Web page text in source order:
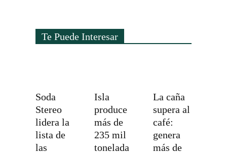
Te Puede Interesar
Soda
Stereo
lidera la
lista de
las
Isla
produce
más de
235 mil
tonelada
La caña
supera al
café:
genera
más de